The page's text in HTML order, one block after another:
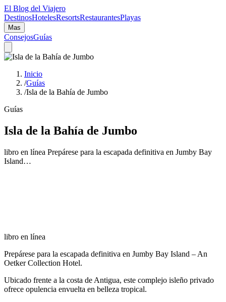
El Blog del Viajero
DestinosHotelesResortsRestaurantesPlayas
Mas
ConsejosGuías
Inicio
/Guías
/Isla de la Bahía de Jumbo
Guías
Isla de la Bahía de Jumbo
libro en línea Prepárese para la escapada definitiva en Jumby Bay
Island…
libro en línea
Prepárese para la escapada definitiva en Jumby Bay Island – An
Oetker Collection Hotel.
Ubicado frente a la costa de Antigua, este complejo isleño privado
ofrece opulencia envuelta en belleza tropical.